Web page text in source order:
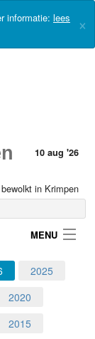
informatie: lees
×
10 aug '26
in Krimpen
MENU
2025
2020
2015